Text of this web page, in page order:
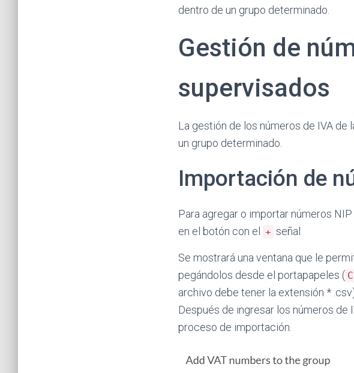
dentro de un grupo determinado.
Gestión de
supervisados
La gestión de los números de IVA
un grupo determinado.
Importación de
Para agregar o importar números
en el botón con el
+ señal
Se mostrará una ventana que le
pegándolos desde el portapapeles (
archivo debe tener la extensión *
Después de ingresar los números de
proceso de importación.